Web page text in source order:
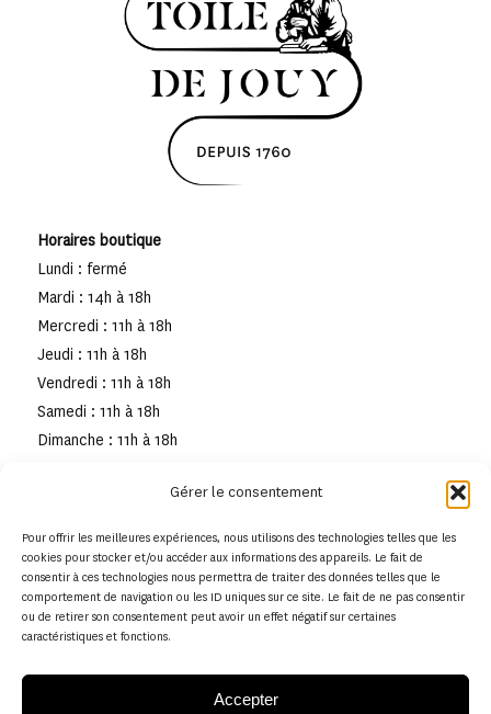
Gérer le consentement
Pour offrir les meilleures expériences, nous utilisons des technologies telles que les
cookies pour stocker et/ou accéder aux informations des appareils. Le fait de
consentir à ces technologies nous permettra de traiter des données telles que le
comportement de navigation ou les ID uniques sur ce site. Le fait de ne pas consentir
ou de retirer son consentement peut avoir un effet négatif sur certaines
caractéristiques et fonctions.
Accepter
Horaires boutique
Lundi : fermé
Mardi : 14h à 18h
Mercredi : 11h à 18h
Jeudi : 11h à 18h
Vendredi : 11h à 18h
Samedi : 11h à 18h
Dimanche : 11h à 18h